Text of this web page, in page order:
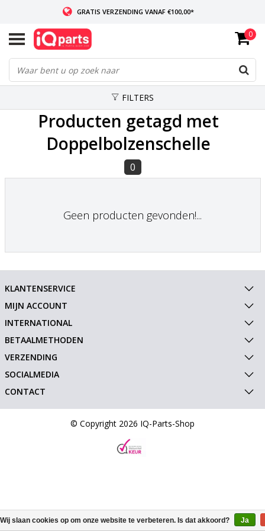
GRATIS VERZENDING VANAF €100,00*
INDIEN VOORRADIG: VOOR 14:00 BESTELD, ZELFDE DAG VERZONDEN
WERELDWIJDE LEVERING
0
FILTERS
Producten getagd met
Doppelbolzenschelle
0
Geen producten gevonden!...
KLANTENSERVICE
MIJN ACCOUNT
INTERNATIONAL
BETAALMETHODEN
VERZENDING
SOCIALMEDIA
CONTACT
© Copyright 2026 IQ-Parts-Shop
Wij slaan cookies op om onze website te verbeteren. Is dat akkoord? Ja